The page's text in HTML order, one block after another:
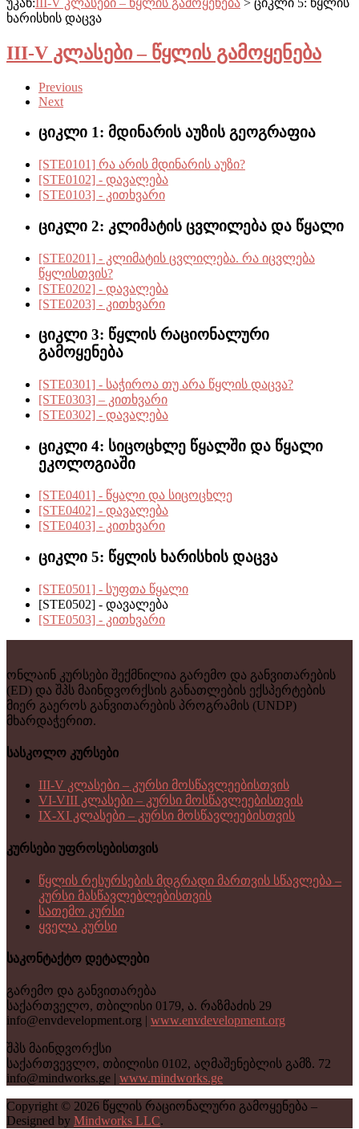
ხარისხის დაცვა
III-V კლასები – წყლის გამოყენება
Previous
Next
ციკლი 1: მდინარის აუზის გეოგრაფია
[STE0101] რა არის მდინარის აუზი?
[STE0102] - დავალება
[STE0103] - კითხვარი
ციკლი 2: კლიმატის ცვლილება და წყალი
[STE0201] - კლიმატის ცვლილება. რა იცვლება
წყლისთვის?
[STE0202] - დავალება
[STE0203] - კითხვარი
ციკლი 3: წყლის რაციონალური
გამოყენება
[STE0301] - საჭიროა თუ არა წყლის დაცვა?
[STE0303] – კითხვარი
[STE0302] - დავალება
ციკლი 4: სიცოცხლე წყალში და წყალი
ეკოლოგიაში
[STE0401] - წყალი და სიცოცხლე
[STE0402] - დავალება
[STE0403] - კითხვარი
ციკლი 5: წყლის ხარისხის დაცვა
[STE0501] - სუფთა წყალი
[STE0502] - დავალება
[STE0503] - კითხვარი
ონლაინ კურსები შექმნილია გარემო და განვითარების
(ED) და შპს მაინდვორქსის განათლების ექსპერტების
მიერ გაეროს განვითარების პროგრამის (UNDP)
მხარდაჭერით.
სასკოლო კურსები
III-V კლასები – კურსი მოსწავლეებისთვის
VI-VIII კლასები – კურსი მოსწავლეებისთვის
IX-XI კლასები – კურსი მოსწავლეებისთვის
კურსები უფროსებისთვის
წყლის რესურსების მდგრადი მართვის სწავლება –
კურსი მასწავლებლებისთვის
სათემო კურსი
ყველა კურსი
საკონტაქტო დეტალები
გარემო და განვითარება
საქართველო, თბილისი 0179, ა. რაზმაძის 29
info@envdevelopment.org | www.envdevelopment.org
შპს მაინდვორქსი
საქართვევლო, თბილისი 0102, აღმაშენებლის გამზ. 72
info@mindworks.ge | www.mindworks.ge
Copyright © 2026 წყლის რაციონალური გამოყენება –
Designed by Mindworks LLC.